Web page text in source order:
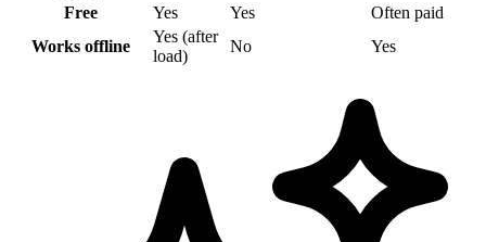
Free
Yes Yes
Often paid
Works offline
Yes (after
load)
No Yes